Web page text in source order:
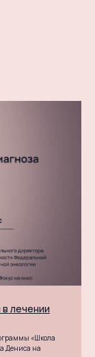
лечении
«Школа
Дениса на